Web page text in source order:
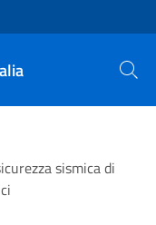
Cerca
sismica di